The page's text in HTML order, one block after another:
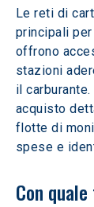
Le reti di
principali
offrono
stazioni
il
acquisto
flotte di
spese e
Con